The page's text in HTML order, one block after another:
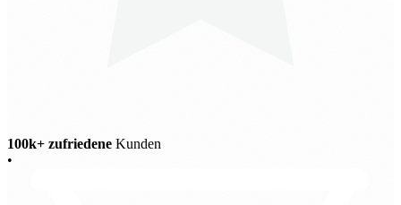
100k+ zufriedene Kunden
•